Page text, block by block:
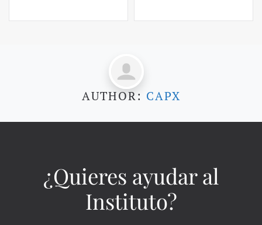
AUTHOR: CAPX
¿Quieres ayudar al
Instituto?